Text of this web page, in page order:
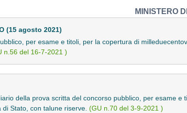
MINISTERO
(15 agosto 2021)
per esame e titoli, per la copertura di
n.56 del 16-7-2021 )
della prova scritta del concorso pubblico, per esame
di Stato, con talune riserve. (GU n.70 del 3-9-2021 )